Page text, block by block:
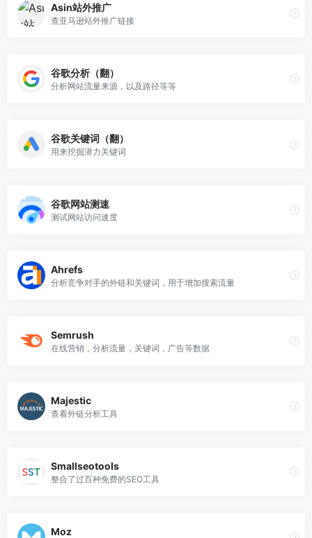
Asin站外推广
查亚马逊站外推广链接
谷歌分析（翻）
分析网站流量来源，以及路径等等
谷歌关键词（翻）
用来挖掘潜力关键词
谷歌网站测速
测试网站访问速度
Ahrefs
分析竞争对手的外链和关键词，用于增加搜索流量
Semrush
在线营销，分析流量，关键词，广告等数据
Majestic
查看外链分析工具
Smallseotools
整合了过百种免费的SEO工具
Moz